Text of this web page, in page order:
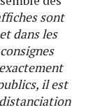
sont
dans les
il est